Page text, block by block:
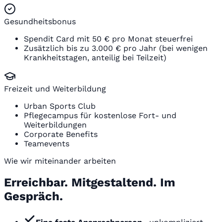
Gesundheitsbonus
Spendit Card mit 50 € pro Monat steuerfrei
Zusätzlich bis zu 3.000 € pro Jahr (bei wenigen
Krankheitstagen, anteilig bei Teilzeit)
Freizeit und Weiterbildung
Urban Sports Club
Pflegecampus für kostenlose Fort- und
Weiterbildungen
Corporate Benefits
Teamevents
Wie wir miteinander arbeiten
Erreichbar. Mitgestaltend. Im
Gespräch.